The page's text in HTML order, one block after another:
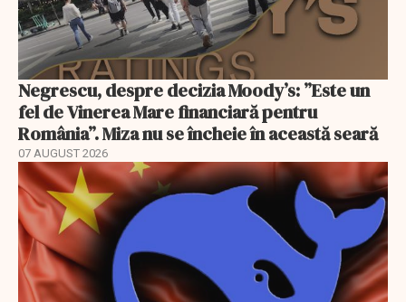
Negrescu, despre decizia Moody’s: ”Este un
fel de Vinerea Mare financiară pentru
România”. Miza nu se încheie în această seară
07 AUGUST 2026